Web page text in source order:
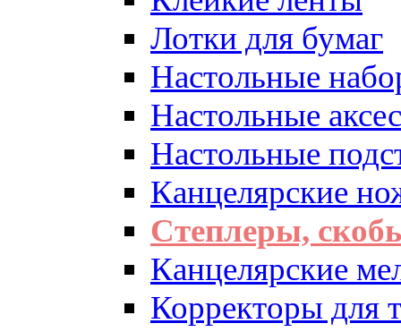
Лотки для бумаг
Настольные
Настольные
Настольные
Канцелярские
Степлеры,
Канцелярские
Корректоры для